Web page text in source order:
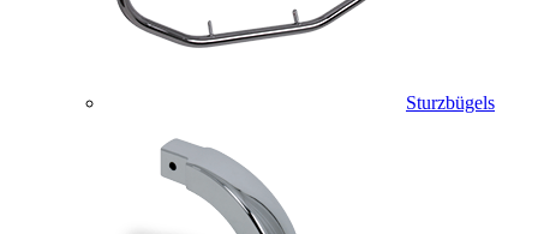
Sturzbügels